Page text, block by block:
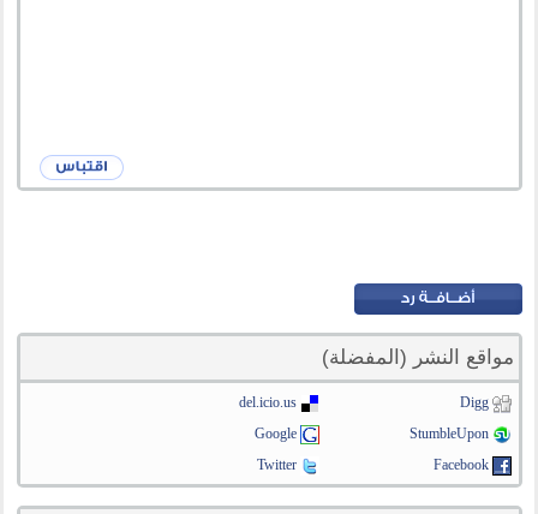
مواقع النشر (المفضلة)
Digg
del.icio.us
StumbleUpon
Google
Facebook
Twitter